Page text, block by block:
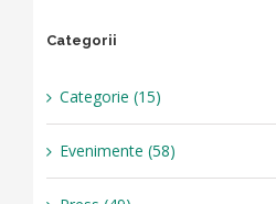
Categorii
Categorie (15)
Evenimente (58)